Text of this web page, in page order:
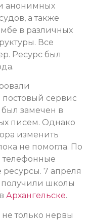
анонимных
а также
в различных
Все
Ресурс был
сервис
замечен в
писем. Однако
изменить
не помогла. По
телефонные
7 апреля
школы
Архангельске.
только нервы